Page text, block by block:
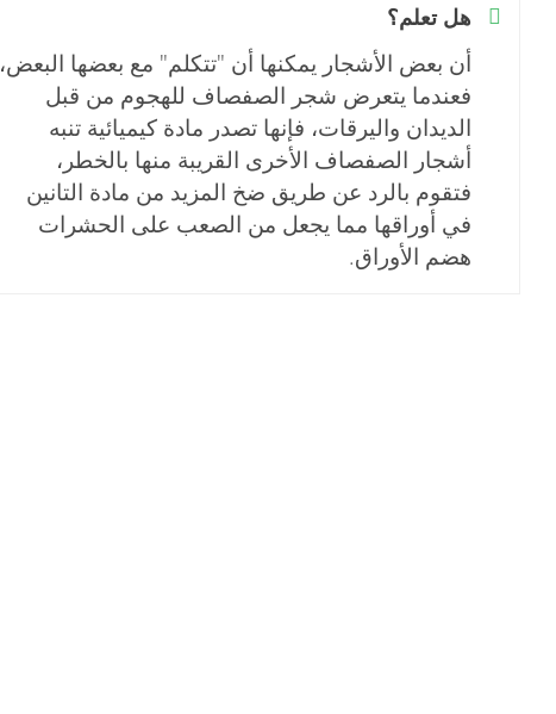
هل تعلم؟
أن بعض الأشجار يمكنها أن "تتكلم" مع بعضها البعض،
فعندما يتعرض شجر الصفصاف للهجوم من قبل
الديدان واليرقات، فإنها تصدر مادة كيميائية تنبه
أشجار الصفصاف الأخرى القريبة منها بالخطر،
فتقوم بالرد عن طريق ضخ المزيد من مادة التانين
في أوراقها مما يجعل من الصعب على الحشرات
هضم الأوراق.